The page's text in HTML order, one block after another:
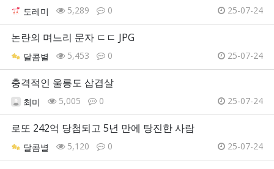
도레미 5,289 0 25-07-24
논란의 며느리 문자 ㄷㄷ JPG
달콤별 5,453 0 25-07-24
충격적인 울릉도 삽겹살
최미 5,005 0 25-07-24
로또 242억 당첨되고 5년 만에 탕진한 사람
달콤별 5,120 0 25-07-24